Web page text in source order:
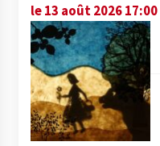
le 13 août 2026 17:00